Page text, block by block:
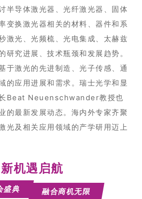
半导体激光器、光纤激光器、固体
变换激光器相关的材料、器件和系
激光、光频梳、光电集成、太赫兹
研究进展、技术瓶颈和发展趋势。
于激光的先进制造、光子传感、通
的应用进展和需求。瑞士光学和显
Beat Neuenschwander教授也
的最新发展动态。海内外专家齐聚
光及相关应用领域的产学研用迈上
新机遇启航
盛典 融合商机无限